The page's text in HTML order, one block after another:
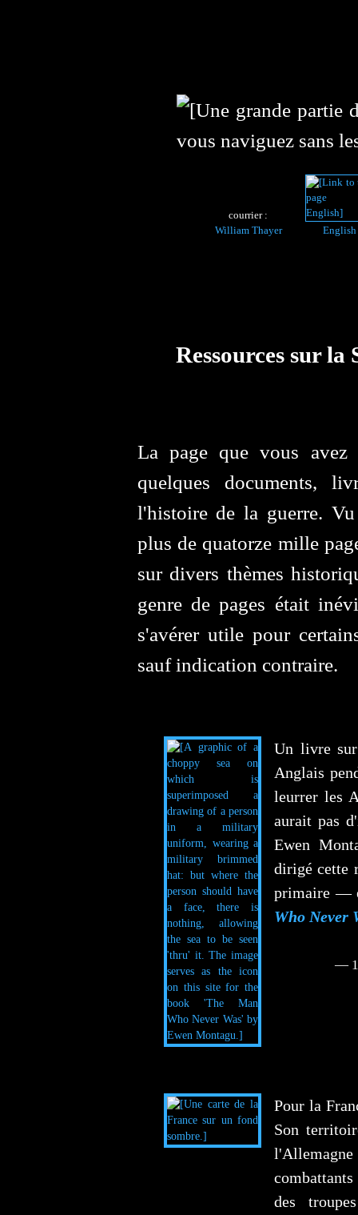
courrier :
William Thayer
English
Ressources sur la
La page que vous
quelques documents,
l'histoire de la guerre.
plus de quatorze mille
sur divers thèmes
genre de pages était
s'avérer utile pour
sauf indication contraire.
Un livre sur
Anglais
leurrer les
aurait pas
Ewen
dirigé cette
primaire —
Who Never
—
Pour la
Son
des